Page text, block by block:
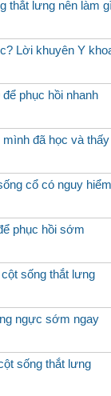
thắt lưng nên làm
Lời khuyên Y
phục hồi nhanh
đã học và
cổ có nguy
phục hồi sớm
sống thắt lưng
ngực sớm ngay
sống thắt lưng